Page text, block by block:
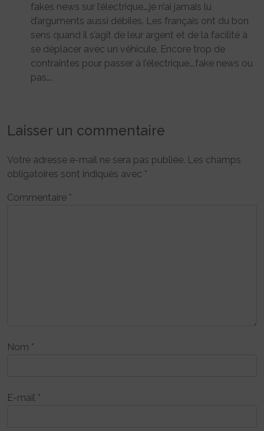
fakes news sur l’électrique….je n’ai jamais lu
́d’arguments aussi débiles. Les français ont du bon
sens quand il s’agit de leur argent et de la facilité à
se déplacer avec un véhicule, Encore trop de
contraintes pour passer à l’électrique….fake news ou
pas….
Laisser un commentaire
Votre adresse e-mail ne sera pas publiée. Les champs
obligatoires sont indiqués avec *
Commentaire *
Nom *
E-mail *